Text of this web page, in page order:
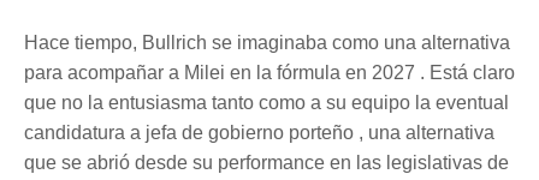
Hace tiempo, Bullrich se imaginaba como una alternativa
para acompañar a Milei en la fórmula en 2027 . Está claro
que no la entusiasma tanto como a su equipo la eventual
candidatura a jefa de gobierno porteño , una alternativa
que se abrió desde su performance en las legislativas de